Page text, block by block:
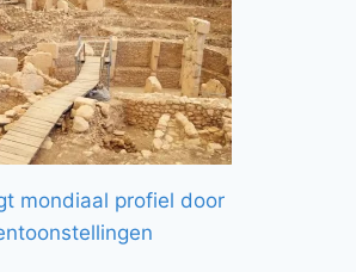
mondiaal profiel door